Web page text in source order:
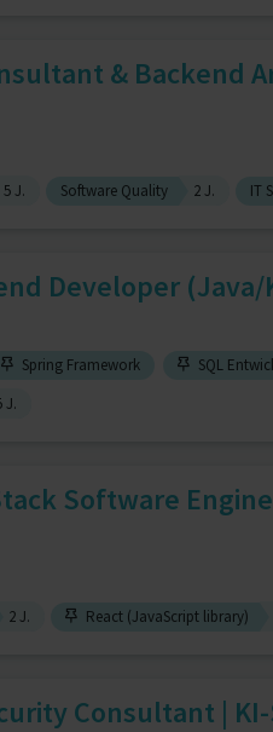
& Backend
5 J. Software Quality 2 J. IT
Developer
Spring Framework SQL
J.
Software
2 J. React (JavaScript library)
Consultant |